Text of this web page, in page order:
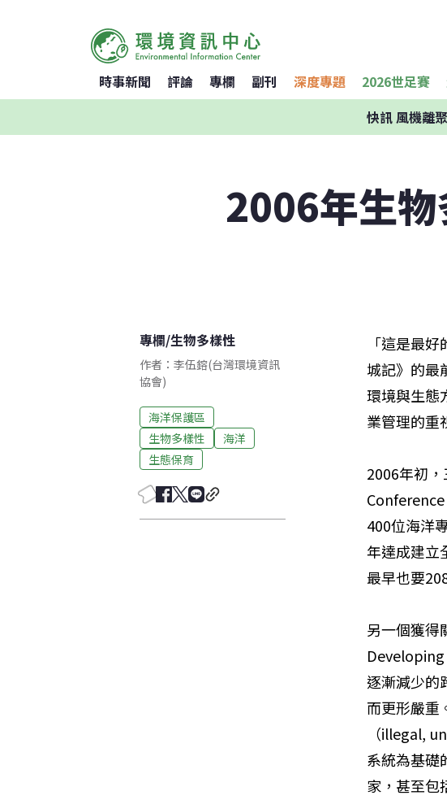
時事新聞 評論 專欄 副刊 深度專題 2026世足賽
快訊風機離
2006年生
專欄/生物多樣性
作者：李伍鎔(台灣環境資訊
協會)
海洋保護區
生物多樣性
海洋
生態保育
「這是最
城記》的最
環境與生態
業管理的重
2006年初
400位海洋
年達成建立
最早也要
另一個獲得
逐漸減少的
而更形嚴重
（illegal,
系統為基
家，甚至包